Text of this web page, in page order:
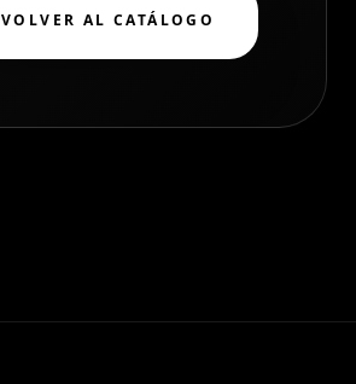
VOLVER AL CATÁLOGO